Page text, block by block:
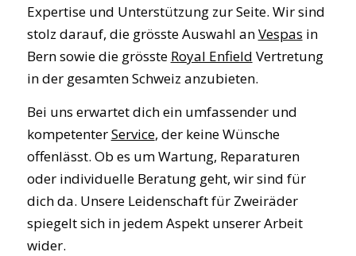
Expertise und Unterstützung zur Seite. Wir sind
stolz darauf, die grösste Auswahl anVespas in
Bern sowie die grösste Royal Enfield Vertretung
in der gesamten Schweiz anzubieten.
Bei uns erwartet dich ein umfassender und
kompetenterService, der keine Wünsche
offenlässt. Ob es um Wartung, Reparaturen
oder individuelle Beratung geht, wir sind für
dich da. Unsere Leidenschaft für Zweiräder
spiegelt sich in jedem Aspekt unserer Arbeit
wider.